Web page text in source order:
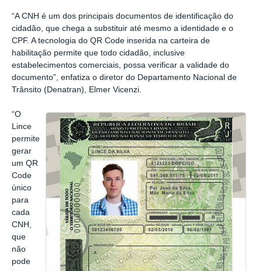
“A CNH é um dos principais documentos de identificação do
cidadão, que chega a substituir até mesmo a identidade e o
CPF. A tecnologia do QR Code inserida na carteira de
habilitação permite que todo cidadão, inclusive
estabelecimentos comerciais, possa verificar a validade do
documento”, enfatiza o diretor do Departamento Nacional de
Trânsito (Denatran), Elmer Vicenzi.
“O
Lince
permite
gerar
um QR
Code
único
para
cada
CNH,
que
não
pode